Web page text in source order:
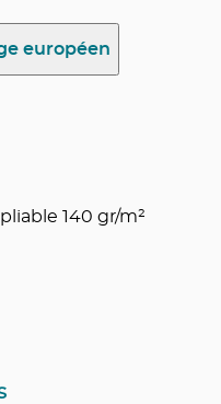
européen
140 gr/m²